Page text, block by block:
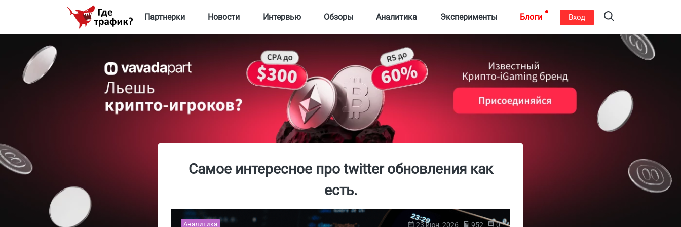
Партнерки Новости Интервью Обзоры Аналитика Эксперименты Блоги Вход
Самое интересное про twitter обновления как
есть.
Аналитика 23 июн, 2026 952 0